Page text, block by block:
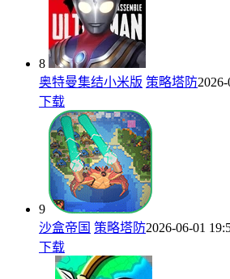
8
奥特曼集结小米版 策略塔防
下载
9
沙盒帝国 策略塔防2026-06-01
下载